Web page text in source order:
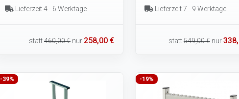
Lieferzeit 4 - 6 Werktage
statt460,00 € nur 258,00 €
Lieferzeit 7 - 9 Werktage
statt549,00 € nur
-39% -19%